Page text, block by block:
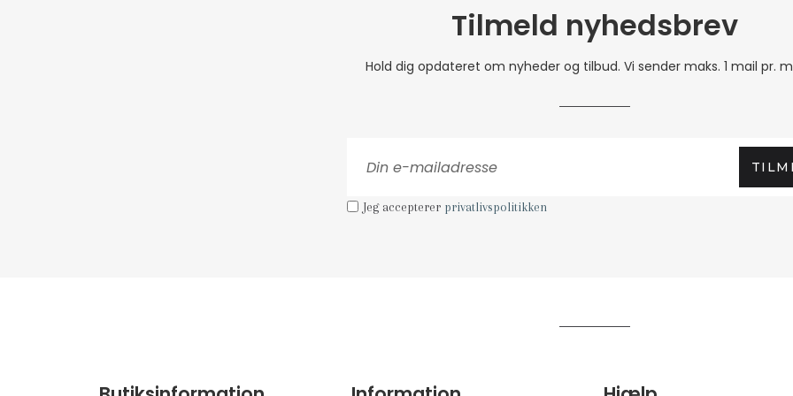
Tilmeld nyhedsbrev
Hold dig opdateret om nyheder og tilbud. Vi sender maks. 1 mail pr.
Jeg accepterer privatlivspolitikken